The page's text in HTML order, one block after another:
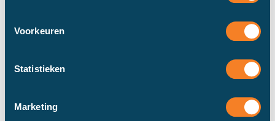
Voorkeuren
Statistieken
Marketing